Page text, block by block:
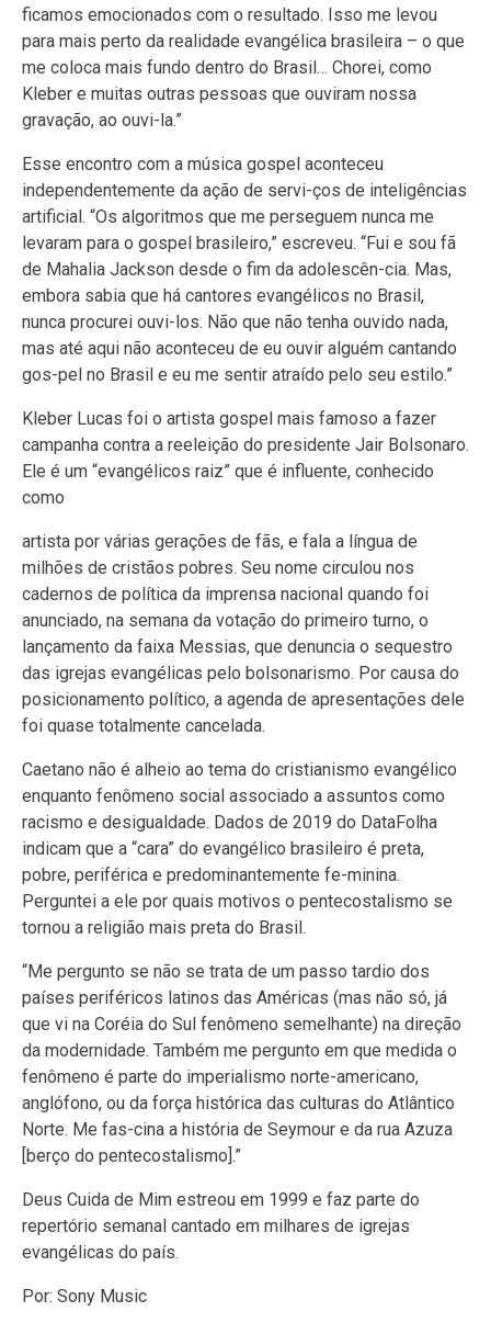
ficamos emocionados com o resultado. Isso me levou
para mais perto da realidade evangélica brasileira – o que
me coloca mais fundo dentro do Brasil… Chorei, como
Kleber e muitas outras pessoas que ouviram nossa
gravação, ao ouvi-la.”
Esse encontro com a música gospel aconteceu
independentemente da ação de servi-ços de inteligências
artificial. “Os algoritmos que me perseguem nunca me
levaram para o gospel brasileiro,” escreveu. “Fui e sou fã
de Mahalia Jackson desde o fim da adolescên-cia. Mas,
embora sabia que há cantores evangélicos no Brasil,
nunca procurei ouvi-los. Não que não tenha ouvido nada,
mas até aqui não aconteceu de eu ouvir alguém cantando
gos-pel no Brasil e eu me sentir atraído pelo seu estilo.”
Kleber Lucas foi o artista gospel mais famoso a fazer
campanha contra a reeleição do presidente Jair Bolsonaro.
Ele é um “evangélicos raiz” que é influente, conhecido
como
artista por várias gerações de fãs, e fala a língua de
milhões de cristãos pobres. Seu nome circulou nos
cadernos de política da imprensa nacional quando foi
anunciado, na semana da votação do primeiro turno, o
lançamento da faixa Messias, que denuncia o sequestro
das igrejas evangélicas pelo bolsonarismo. Por causa do
posicionamento político, a agenda de apresentações dele
foi quase totalmente cancelada.
Caetano não é alheio ao tema do cristianismo evangélico
enquanto fenômeno social associado a assuntos como
racismo e desigualdade. Dados de 2019 do DataFolha
indicam que a “cara” do evangélico brasileiro é preta,
pobre, periférica e predominantemente fe-minina.
Perguntei a ele por quais motivos o pentecostalismo se
tornou a religião mais preta do Brasil.
“Me pergunto se não se trata de um passo tardio dos
países periféricos latinos das Américas (mas não só, já
que vi na Coréia do Sul fenômeno semelhante) na direção
da modernidade. Também me pergunto em que medida o
fenômeno é parte do imperialismo norte-americano,
anglófono, ou da força histórica das culturas do Atlântico
Norte. Me fas-cina a história de Seymour e da rua Azuza
[berço do pentecostalismo].”
Deus Cuida de Mim estreou em 1999 e faz parte do
repertório semanal cantado em milhares de igrejas
evangélicas do país.
Por: Sony Music